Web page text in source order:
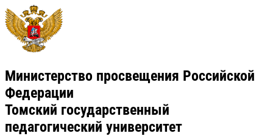
Министерство просвещения Российской
Федерации
Томский государственный
педагогический университет